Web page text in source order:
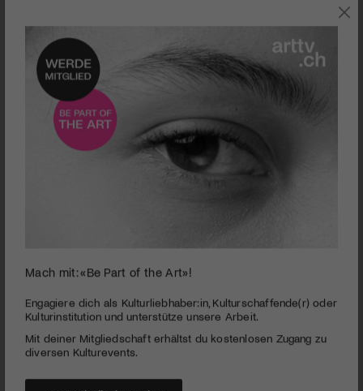
seconds
minute,
38
seconds
The Chinese Recipe – Copy and Create
PUBLIZIERT AM 17. MÄRZ 2016
Nimm, was bereits erfunden ist, lass es von deinen
Konkurrenten weiterentwickeln und integriere deren
Rezept, ein smarter Weg zum Erfolg.
Mach mit: «Be Part of the Art»!
Engagiere dich als Kulturliebhaber:in, Kulturschaffende(r) oder
Kulturinstitution und unterstütze unsere Arbeit.
Mit deiner Mitgliedschaft erhältst du kostenlosen Zugang zu
diversen Kulturevents.